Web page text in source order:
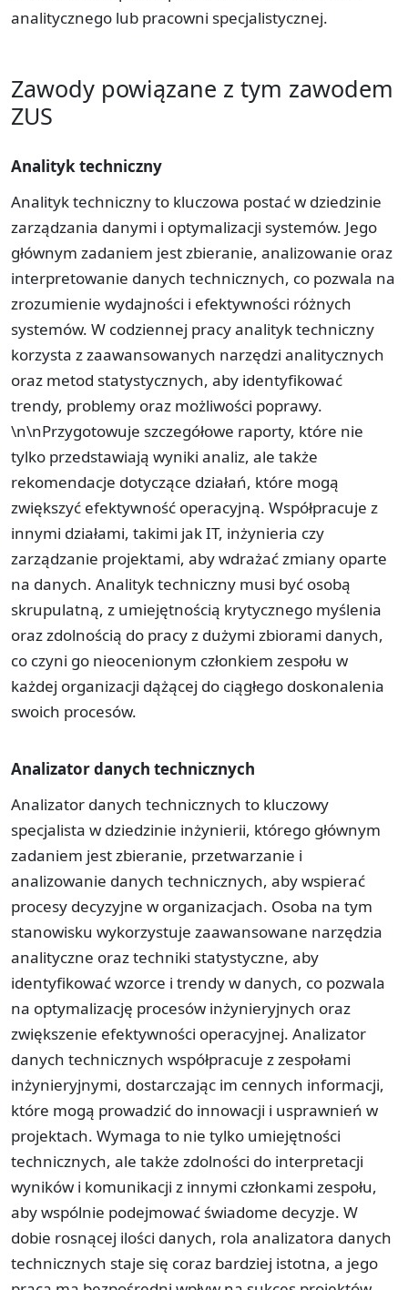
analitycznego lub pracowni specjalistycznej.
Zawody powiązane z tym zawodem
ZUS
Analityk techniczny
Analityk techniczny to kluczowa postać w dziedzinie
zarządzania danymi i optymalizacji systemów. Jego
głównym zadaniem jest zbieranie, analizowanie oraz
interpretowanie danych technicznych, co pozwala na
zrozumienie wydajności i efektywności różnych
systemów. W codziennej pracy analityk techniczny
korzysta z zaawansowanych narzędzi analitycznych
oraz metod statystycznych, aby identyfikować
trendy, problemy oraz możliwości poprawy.
\n\nPrzygotowuje szczegółowe raporty, które nie
tylko przedstawiają wyniki analiz, ale także
rekomendacje dotyczące działań, które mogą
zwiększyć efektywność operacyjną. Współpracuje z
innymi działami, takimi jak IT, inżynieria czy
zarządzanie projektami, aby wdrażać zmiany oparte
na danych. Analityk techniczny musi być osobą
skrupulatną, z umiejętnością krytycznego myślenia
oraz zdolnością do pracy z dużymi zbiorami danych,
co czyni go nieocenionym członkiem zespołu w
każdej organizacji dążącej do ciągłego doskonalenia
swoich procesów.
Analizator danych technicznych
Analizator danych technicznych to kluczowy
specjalista w dziedzinie inżynierii, którego głównym
zadaniem jest zbieranie, przetwarzanie i
analizowanie danych technicznych, aby wspierać
procesy decyzyjne w organizacjach. Osoba na tym
stanowisku wykorzystuje zaawansowane narzędzia
analityczne oraz techniki statystyczne, aby
identyfikować wzorce i trendy w danych, co pozwala
na optymalizację procesów inżynieryjnych oraz
zwiększenie efektywności operacyjnej. Analizator
danych technicznych współpracuje z zespołami
inżynieryjnymi, dostarczając im cennych informacji,
które mogą prowadzić do innowacji i usprawnień w
projektach. Wymaga to nie tylko umiejętności
technicznych, ale także zdolności do interpretacji
wyników i komunikacji z innymi członkami zespołu,
aby wspólnie podejmować świadome decyzje. W
dobie rosnącej ilości danych, rola analizatora danych
technicznych staje się coraz bardziej istotna, a jego